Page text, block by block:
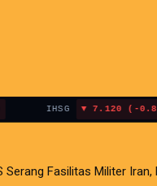
7.120 (-0.85%)
AS Terganjal
Fasilitas Militer Iran,